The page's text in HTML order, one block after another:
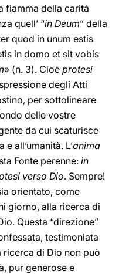
fiamma della carità
quell’ “in Deum” della
quod in unum estis
in domo et sit vobis
» (n. 3). Cioè protesi
degli Atti
per sottolineare
delle vostre
da cui scaturisce
all’umanità. L’anima
Fonte perenne: in
verso Dio. Sempre!
orientato, come
giorno, alla ricerca di
Questa “direzione”
testimoniata
di Dio non può
pur generose e